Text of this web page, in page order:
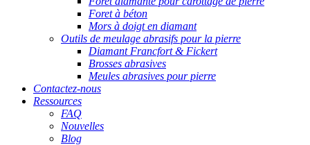
Foret à béton
Mors à doigt en diamant
Outils de meulage abrasifs pour la pierre
Diamant Francfort & Fickert
Brosses abrasives
Meules abrasives pour pierre
Contactez-nous
Ressources
FAQ
Nouvelles
Blog